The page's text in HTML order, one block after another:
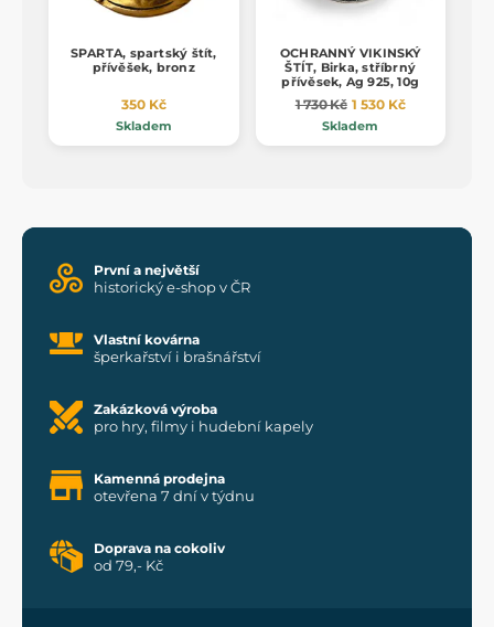
SPARTA, spartský štít,
přívěšek, bronz
350 Kč
Skladem
OCHRANNÝ VIKINSKÝ
ŠTÍT, Birka, stříbrný
přívěsek, Ag 925, 10g
1 730 Kč 1 530 Kč
Skladem
První a největší
historický e-shop v ČR
Vlastní kovárna
šperkařství i brašnářství
Zakázková výroba
pro hry, filmy i hudební kapely
Kamenná prodejna
otevřena 7 dní v týdnu
Doprava na cokoliv
od 79,- Kč